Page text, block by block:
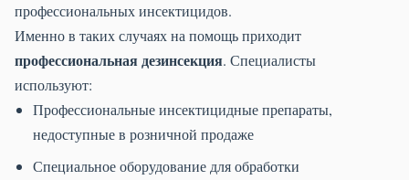
профессиональных инсектицидов.
Именно в таких случаях на помощь приходит
профессиональная дезинсекция. Специалисты
используют:
Профессиональные инсектицидные препараты,
недоступные в розничной продаже
Специальное оборудование для обработки